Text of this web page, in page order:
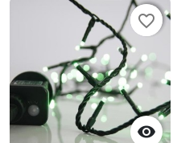

favorite_border
favorite_border